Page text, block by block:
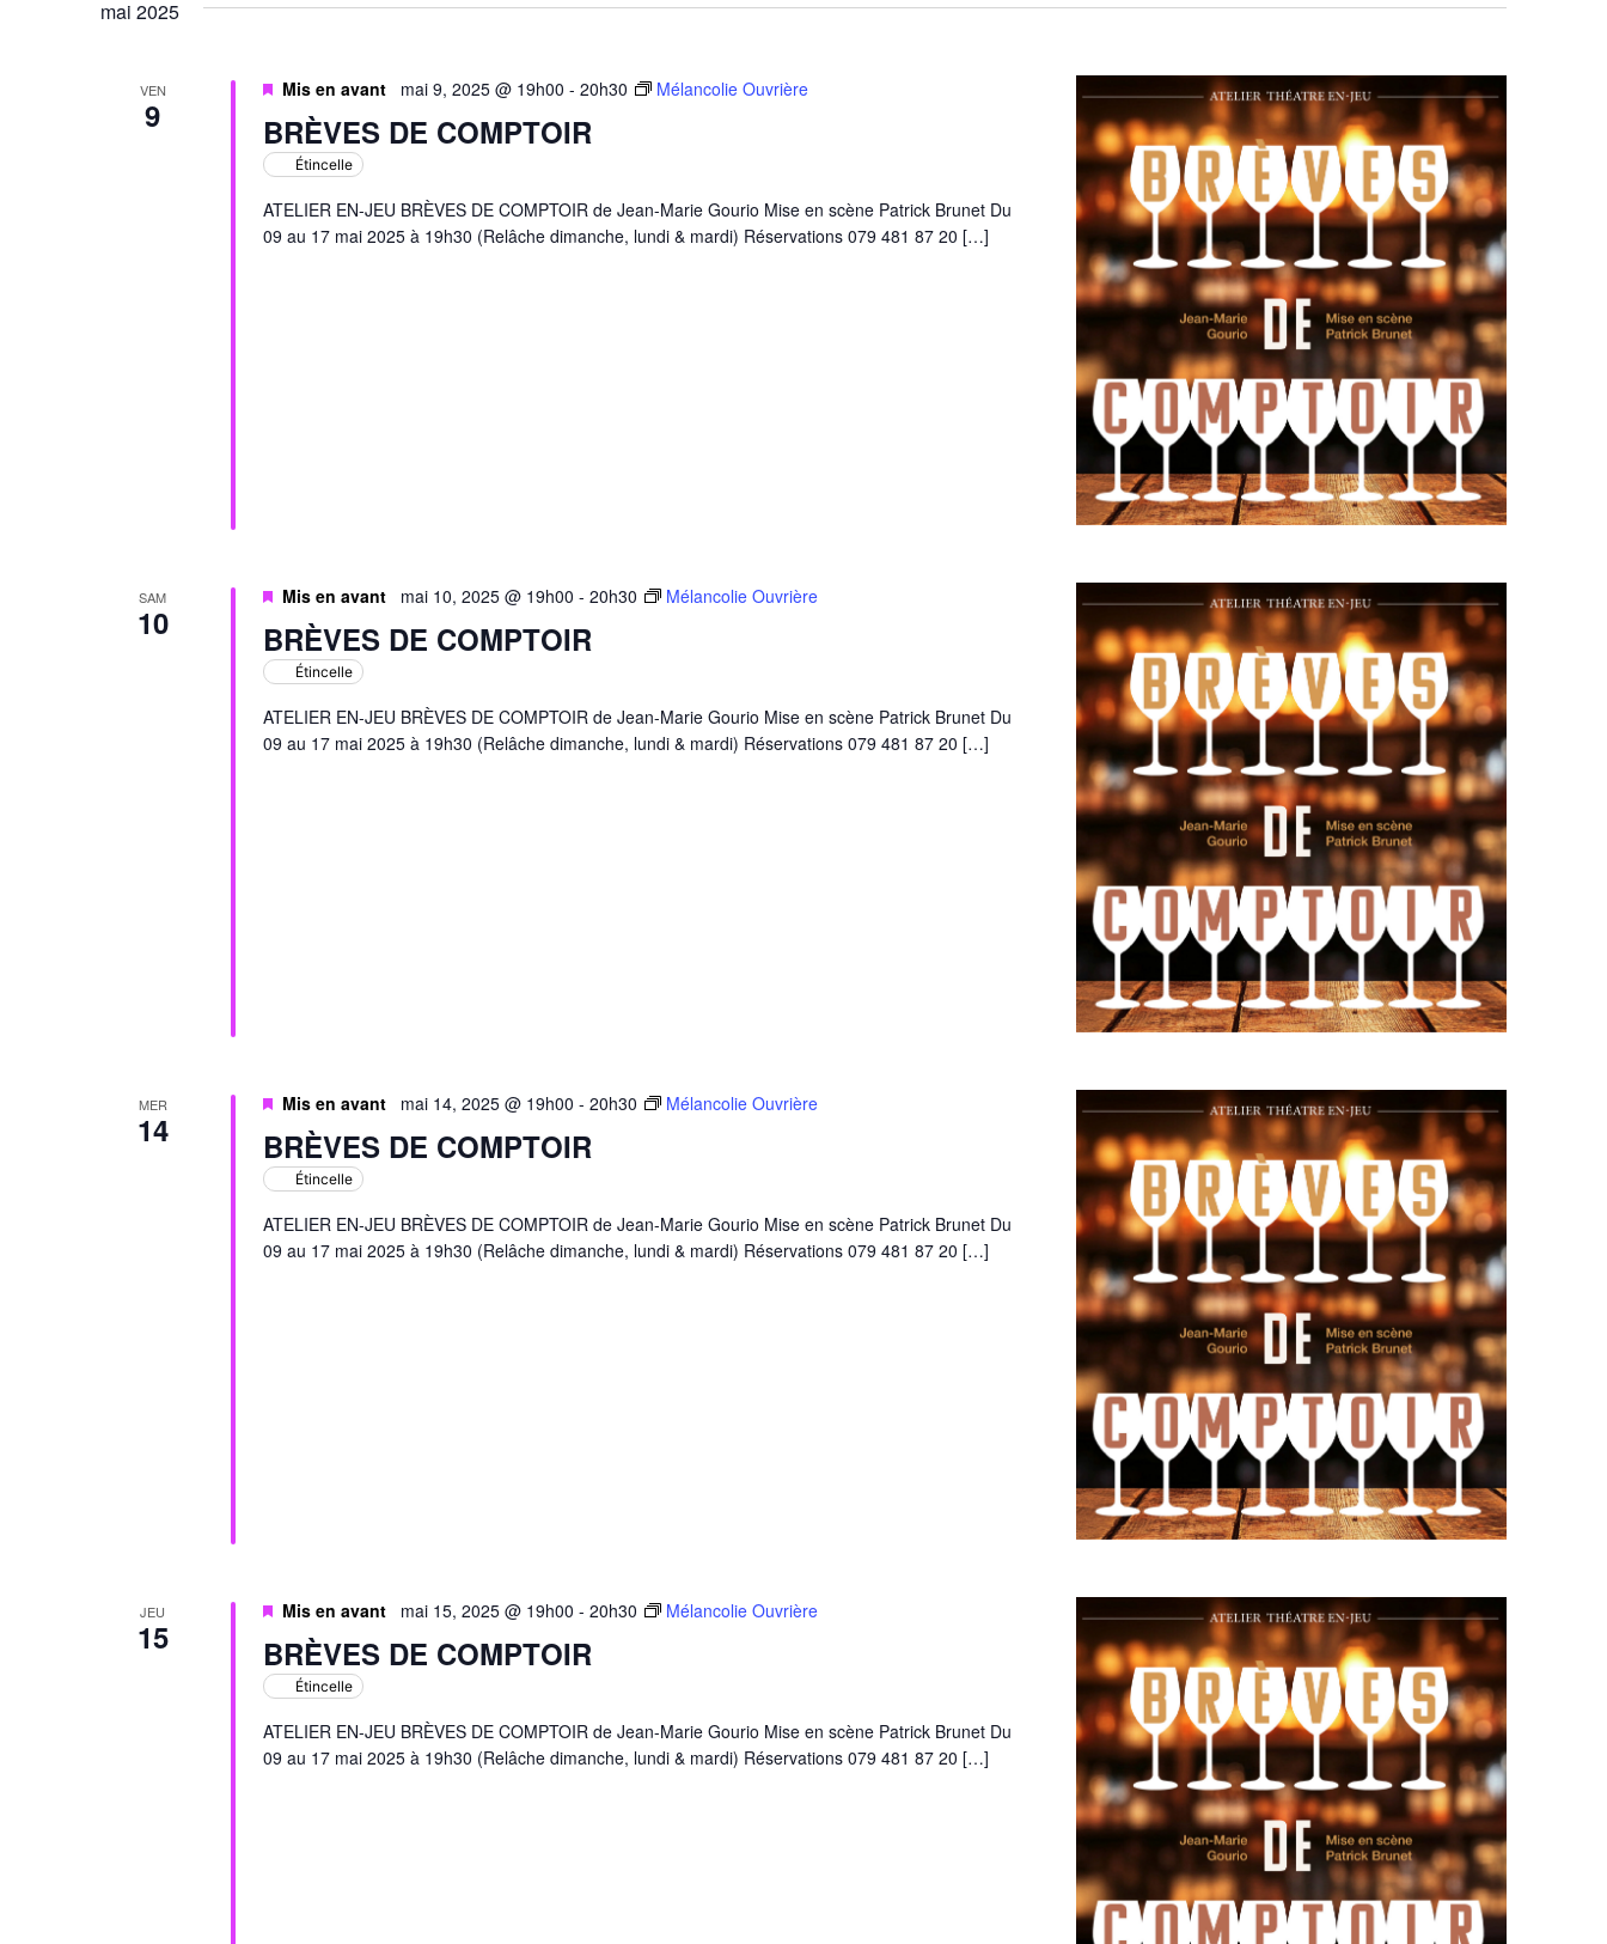
mai 2025
VEN
9 BRÈVES DE COMPTOIR
Mis en avant mai 9, 2025 @ 19h00 - 20h30 Mélancolie Ouvrière
Étincelle
ATELIER EN-JEU BRÈVES DE COMPTOIR de Jean-Marie Gourio Mise en scène Patrick Brunet Du
09 au 17 mai 2025 à 19h30 (Relâche dimanche, lundi & mardi) Réservations 079 481 87 20 […]
SAM
10 BRÈVES DE COMPTOIR
Mis en avant mai 10, 2025 @ 19h00 - 20h30 Mélancolie Ouvrière
Étincelle
ATELIER EN-JEU BRÈVES DE COMPTOIR de Jean-Marie Gourio Mise en scène Patrick Brunet Du
09 au 17 mai 2025 à 19h30 (Relâche dimanche, lundi & mardi) Réservations 079 481 87 20 […]
MER
14 BRÈVES DE COMPTOIR
Mis en avant mai 14, 2025 @ 19h00 - 20h30 Mélancolie Ouvrière
Étincelle
ATELIER EN-JEU BRÈVES DE COMPTOIR de Jean-Marie Gourio Mise en scène Patrick Brunet Du
09 au 17 mai 2025 à 19h30 (Relâche dimanche, lundi & mardi) Réservations 079 481 87 20 […]
JEU
15 BRÈVES DE COMPTOIR
Mis en avant mai 15, 2025 @ 19h00 - 20h30 Mélancolie Ouvrière
Étincelle
ATELIER EN-JEU BRÈVES DE COMPTOIR de Jean-Marie Gourio Mise en scène Patrick Brunet Du
09 au 17 mai 2025 à 19h30 (Relâche dimanche, lundi & mardi) Réservations 079 481 87 20 […]